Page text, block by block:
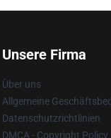
Unsere Firma
Über uns
Allgemeine
Datenschutzrichtlinien
DMCA - Copyright Policy